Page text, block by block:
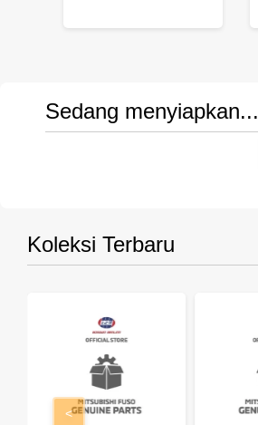
Sedang menyiapkan...
Koleksi Terbaru
<